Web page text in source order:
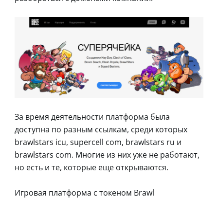
За время деятельности платформа была
доступна по разным ссылкам, среди которых
brawlstars icu, supercell com, brawlstars ru и
brawlstars com. Многие из них уже не работают,
но есть и те, которые еще открываются.
Игровая платформа с токеном Brawl